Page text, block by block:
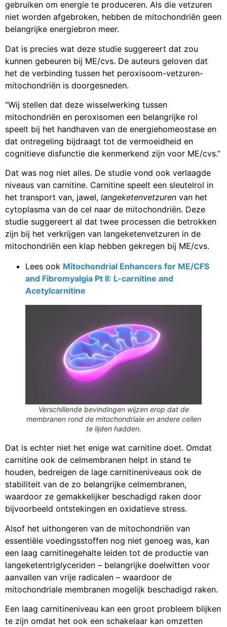
gebruiken om energie te produceren. Als die vetzuren
niet worden afgebroken, hebben de mitochondriën geen
belangrijke energiebron meer.
Dat is precies wat deze studie suggereert dat zou
kunnen gebeuren bij ME/cvs. De auteurs geloven dat
het de verbinding tussen het peroxisoom-vetzuren-
mitochondriën is doorgesneden.
“Wij stellen dat deze wisselwerking tussen
mitochondriën en peroxisomen een belangrijke rol
speelt bij het handhaven van de energiehomeostase en
dat ontregeling bijdraagt tot de vermoeidheid en
cognitieve disfunctie die kenmerkend zijn voor ME/cvs.”
Dat was nog niet alles. De studie vond ook verlaagde
niveaus van carnitine. Carnitine speelt een sleutelrol in
het transport van, jawel, langeketenvetzuren van het
cytoplasma van de cel naar de mitochondriën. Deze
studie suggereert al dat twee processen die betrokken
zijn bij het verkrijgen van langeketenvetzuren in de
mitochondriën een klap hebben gekregen bij ME/cvs.
Lees ook Mitochondrial Enhancers for ME/CFS
and Fibromyalgia Pt II: L-carnitine and
Acetylcarnitine
Verschillende bevindingen wijzen erop dat de
membranen rond de mitochondriale en andere cellen
te lijden hadden.
Dat is echter niet het enige wat carnitine doet. Omdat
carnitine ook de celmembranen helpt in stand te
houden, bedreigen de lage carnitineniveaus ook de
stabiliteit van de zo belangrijke celmembranen,
waardoor ze gemakkelijker beschadigd raken door
bijvoorbeeld ontstekingen en oxidatieve stress.
Alsof het uithongeren van de mitochondriën van
essentiële voedingsstoffen nog niet genoeg was, kan
een laag carnitinegehalte leiden tot de productie van
langeketentriglyceriden – belangrijke doelwitten voor
aanvallen van vrije radicalen – waardoor de
mitochondriale membranen mogelijk beschadigd raken.
Een laag carnitineniveau kan een groot probleem blijken
te zijn omdat het ook een schakelaar kan omzetten